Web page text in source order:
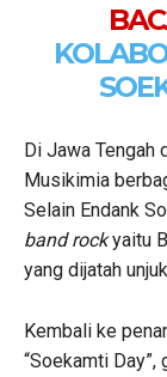
Di Jawa Tengah
Musikimia
Selain Endank
band rockyaitu
yang dijatah
Kembali ke
“Soekamti